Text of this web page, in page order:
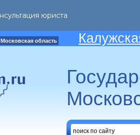
Московская область